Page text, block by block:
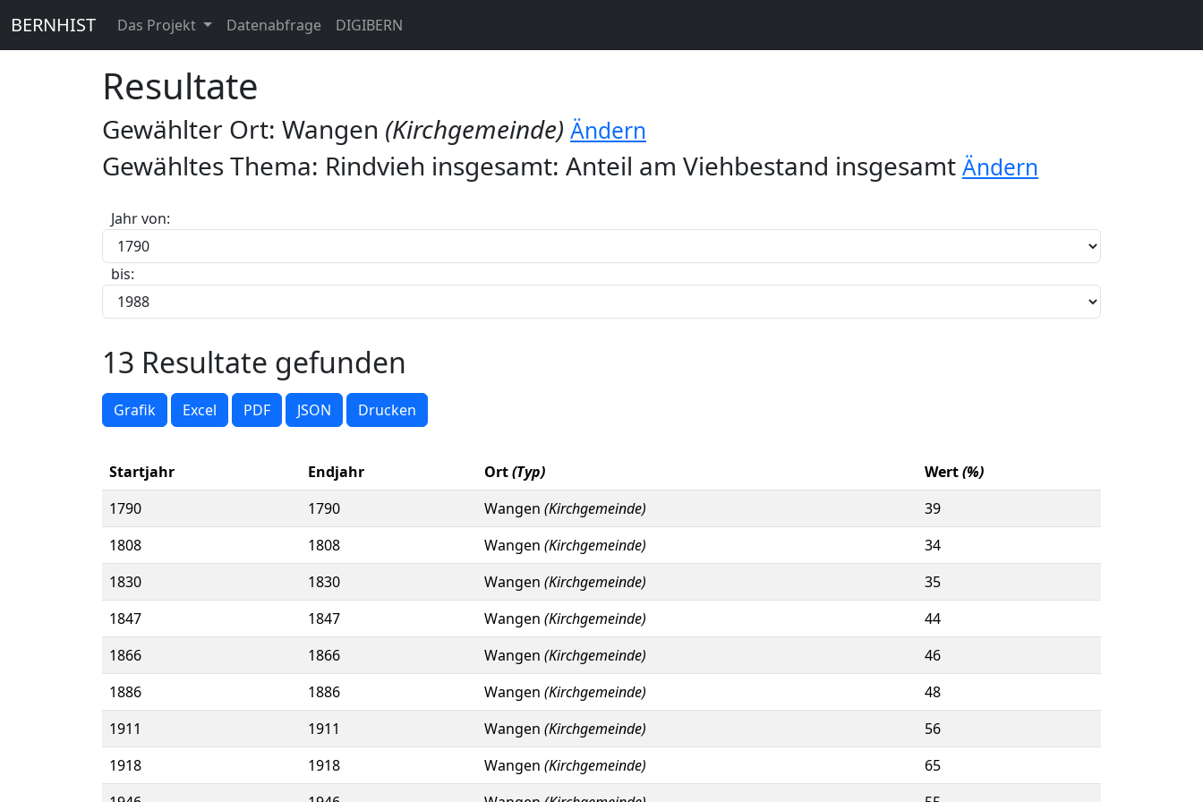
BERNHIST Das Projekt Datenabfrage DIGIBERN
Resultate
Gewählter Ort: Wangen (Kirchgemeinde) Ändern
Gewähltes Thema: Rindvieh insgesamt: Anteil am Viehbestand insgesamt Ändern
Jahr von:
bis:
13 Resultate gefunden
Grafik Excel PDF JSON Drucken
Startjahr Endjahr Ort(Typ) Wert(%)
1790
1790 Wangen (Kirchgemeinde)
39
1808
1808 Wangen (Kirchgemeinde)
34
1830
1830 Wangen (Kirchgemeinde)
35
1847
1847 Wangen (Kirchgemeinde)
44
1866
1866 Wangen (Kirchgemeinde)
46
1886
1886 Wangen (Kirchgemeinde)
48
1911
1911 Wangen (Kirchgemeinde)
56
1918
1918 Wangen (Kirchgemeinde)
65